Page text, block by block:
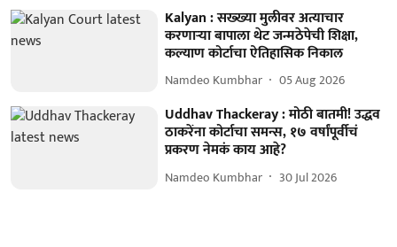
Kalyan : सख्ख्या मुलीवर अत्याचार
करणाऱ्या बापाला थेट जन्मठेपेची शिक्षा,
कल्याण कोर्टाचा ऐतिहासिक निकाल
Namdeo Kumbhar 05 Aug 2026
Uddhav Thackeray : मोठी बातमी! उद्धव
ठाकरेंना कोर्टाचा समन्स, १७ वर्षांपूर्वीचं
प्रकरण नेमकं काय आहे?
Namdeo Kumbhar 30 Jul 2026